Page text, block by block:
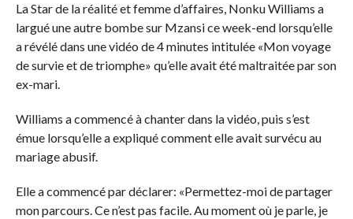
La Star de la réalité et femme d’affaires, Nonku Williams a
largué une autre bombe sur Mzansi ce week-end lorsqu’elle
a révélé dans une vidéo de 4 minutes intitulée «Mon voyage
de survie et de triomphe» qu’elle avait été maltraitée par son
ex-mari.
Williams a commencé à chanter dans la vidéo, puis s’est
émue lorsqu’elle a expliqué comment elle avait survécu au
mariage abusif.
Elle a commencé par déclarer: «Permettez-moi de partager
mon parcours. Ce n’est pas facile. Au moment où je parle, je